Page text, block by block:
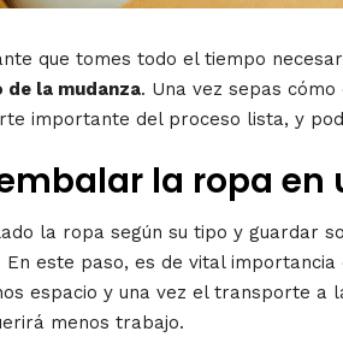
que tomes todo el tiempo
la mudanza. Una vez sepas
importante del proceso lista, y
la ropa en
la ropa según su tipo y guardar
este paso, es de vital
espacio y una vez el transporte a
menos trabajo.